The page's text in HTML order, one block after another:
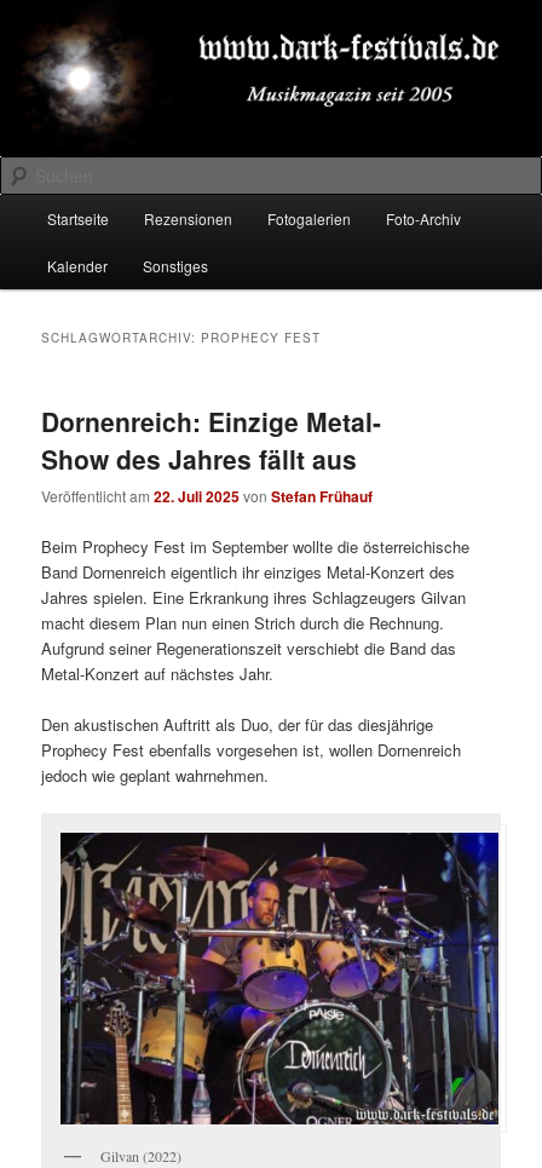
primären
Inhalt
springen
sekundären
Inhalt
springenDARK-FESTIVALS.DE
Suchen
Startseite Rezensionen Fotogalerien Foto-Archiv
Kalender Sonstiges
SCHLAGWORTARCHIV: PROPHECY FEST
Dornenreich: Einzige Metal-
Show des Jahres fällt aus
Veröffentlicht am22. Juli 2025vonStefan Frühauf
Beim Prophecy Fest im September wollte die österreichische
Band Dornenreich eigentlich ihr einziges Metal-Konzert des
Jahres spielen. Eine Erkrankung ihres Schlagzeugers Gilvan
macht diesem Plan nun einen Strich durch die Rechnung.
Aufgrund seiner Regenerationszeit verschiebt die Band das
Metal-Konzert auf nächstes Jahr.
Den akustischen Auftritt als Duo, der für das diesjährige
Prophecy Fest ebenfalls vorgesehen ist, wollen Dornenreich
jedoch wie geplant wahrnehmen.
Gilvan (2022)